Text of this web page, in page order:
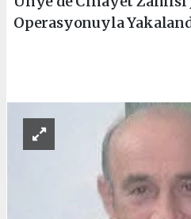
Operasyonuyla